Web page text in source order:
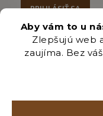
Aby vám to u
Zlepšujú web
zaujíma. Bez
PRIHLÁSIŤ SA